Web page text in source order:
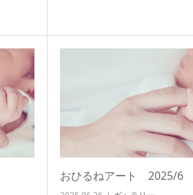
おひるねアート 2025/6